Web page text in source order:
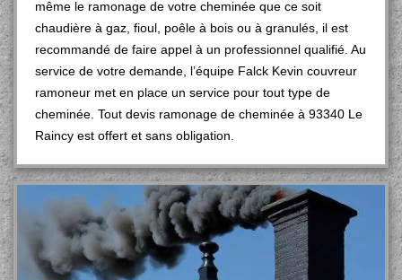
même le ramonage de votre cheminée que ce soit
chaudière à gaz, fioul, poêle à bois ou à granulés, il est
recommandé de faire appel à un professionnel qualifié. Au
service de votre demande, l’équipe Falck Kevin couvreur
ramoneur met en place un service pour tout type de
cheminée. Tout devis ramonage de cheminée à 93340 Le
Raincy est offert et sans obligation.